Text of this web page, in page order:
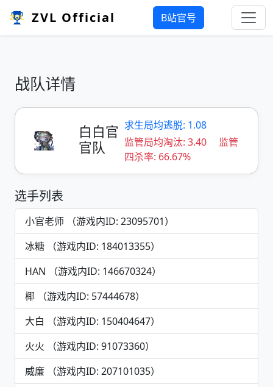
ZVL Official B站官号
战队详情
白白官
官队
求生局均逃脱: 1.08
监管局均淘汰: 3.40
监管
四杀率: 66.67%
选手列表
小官老师 （游戏内ID: 23095701）
冰糖 （游戏内ID: 184013355）
HAN （游戏内ID: 146670324）
椰 （游戏内ID: 57444678）
大白 （游戏内ID: 150404647）
火火 （游戏内ID: 91073360）
威廉 （游戏内ID: 207101035）